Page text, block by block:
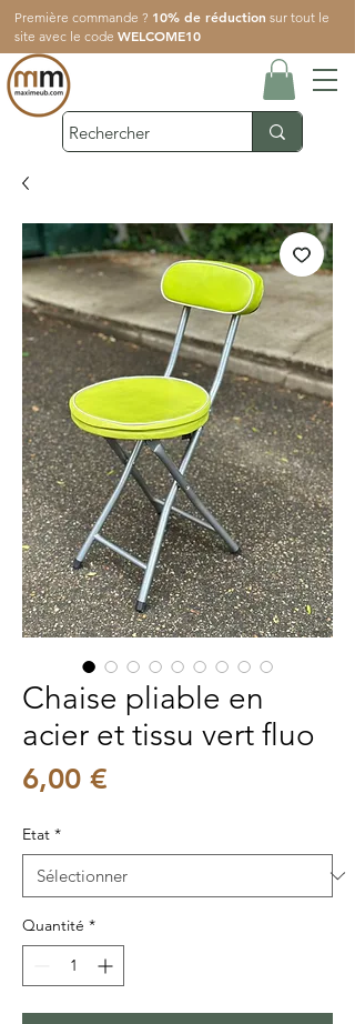
Première commande ? 10% de réduction sur tout le
site avec le code WELCOME10
Chaise pliable en
acier et tissu vert fluo
6,00 €
Etat *
Quantité *